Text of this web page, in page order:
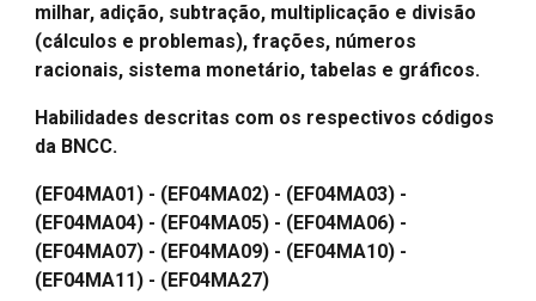
milhar, adição, subtração, multiplicação e divisão
(cálculos e problemas),frações, números
racionais, sistema monetário,tabelas e gráficos.
Habilidades descritas com os respectivos códigos
da BNCC.
(EF04MA01) - (EF04MA02) - (EF04MA03) -
(EF04MA04) - (EF04MA05) - (EF04MA06) -
(EF04MA07) - (EF04MA09) - (EF04MA10) -
(EF04MA11) - (EF04MA27)